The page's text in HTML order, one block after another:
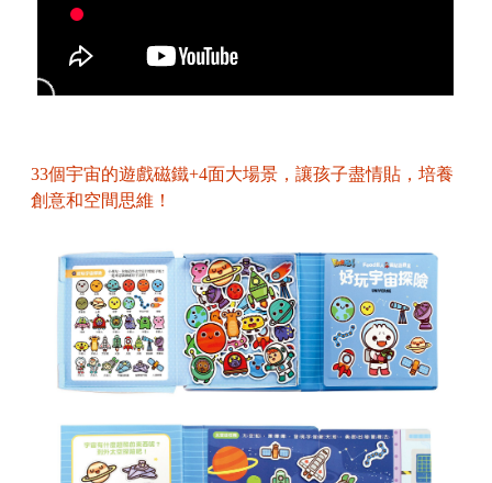
33個宇宙的遊戲磁鐵+4面大場景，讓孩子盡情貼，培養
創意和空間思維！